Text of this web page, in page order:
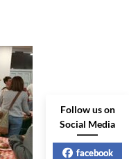
Follow us on
Social Media
facebook